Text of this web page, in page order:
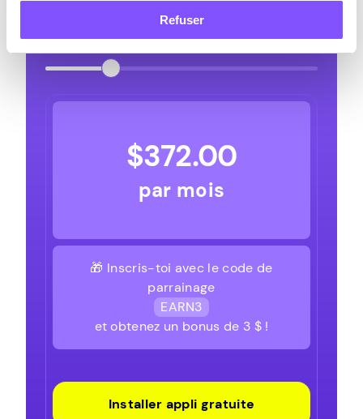
Refuser
1
2 3 4 5 6 7 8 9
10
Jeux par jour
$372.00
par mois
🎁 Inscris-toi avec le code de
parrainage
EARN3
et obtenez un bonus de 3 $ !
Installer appli gratuite